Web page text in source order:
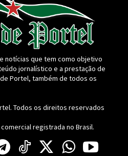
notícias que tem como objetivo
jornalístico e a prestação de
Portel, também de todos os
. Todos os direitos reservados
registrada no Brasil.